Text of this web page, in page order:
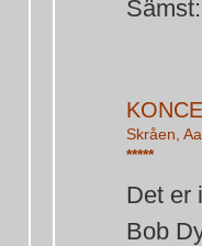
Skråen,
*****
Det er
Bob